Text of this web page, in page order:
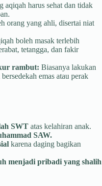
aqiqah harus sehat dan tidak
orang yang ahli, disertai niat
boleh masak terlebih
tetangga, dan fakir
rambut: Biasanya lakukan
emas atau perak
SWT atas kelahiran anak.
SAW.
karena daging bagikan
menjadi pribadi yang shalih